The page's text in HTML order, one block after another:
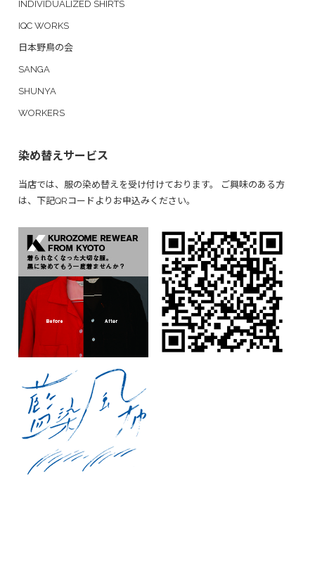
INDIVIDUALIZED SHIRTS
IQC WORKS
日本野鳥の会
SANGA
SHUNYA
WORKERS
染め替えサービス
当店では、服の染め替えを受け付けております。 ご興味のある方
は、下記QRコードよりお申込みください。